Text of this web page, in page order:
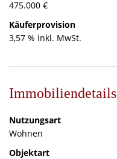
475.000 €
Käuferprovision
3,57 % inkl. MwSt.
Immobiliendetails
Nutzungsart
Wohnen
Objektart